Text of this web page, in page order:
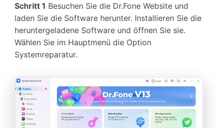
Schritt 1 Besuchen Sie die Dr.Fone Website und
laden Sie die Software herunter. Installieren Sie die
heruntergeladene Software und öffnen Sie sie.
Wählen Sie im Hauptmenü die Option
Systemreparatur.